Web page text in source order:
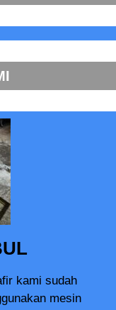
kami sudah
mesin